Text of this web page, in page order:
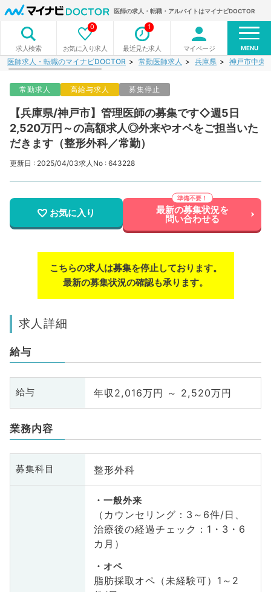
医師の求人・転職・アルバイトはマイナビDOCTOR
求人検索 お気に入り求人
0
最近見た求人
1
マイページ MENU
医師求人・転職のマイナビDOCTOR 常勤医師求人 兵庫県 神戸市中央
常勤求人 高給与求人 募集停止
【兵庫県/神戸市】管理医師の募集です◇週5日
2,520万円～の高額求人◎外来やオペをご担当いた
だきます（整形外科／常勤）
更新日 : 2025/04/03求人No : 643228
お気に入り 最新の募集状況を
問い合わせる
こちらの求人は募集を停止しております。
最新の募集状況の確認も承ります。
求人詳細
給与
給与 年収2,016万円 ～ 2,520万円
業務内容
募集科目 整形外科
一般外来
（カウンセリング：3～6件/日、
治療後の経過チェック：1・3・6
カ月）
オペ
脂肪採取オペ（未経験可）1～2